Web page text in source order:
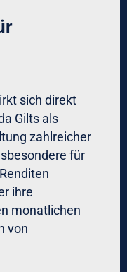
sich direkt
Gilts als
zahlreicher
für
ihre
monatlichen
von